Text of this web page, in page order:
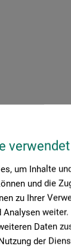
um Inhalte
und die
zu Ihrer
Analysen
Daten
der